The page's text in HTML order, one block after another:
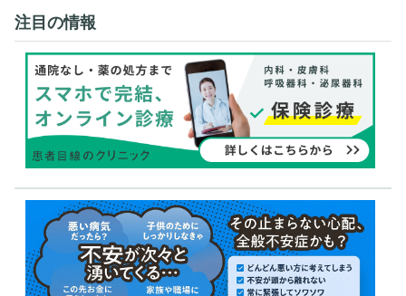
注目の情報